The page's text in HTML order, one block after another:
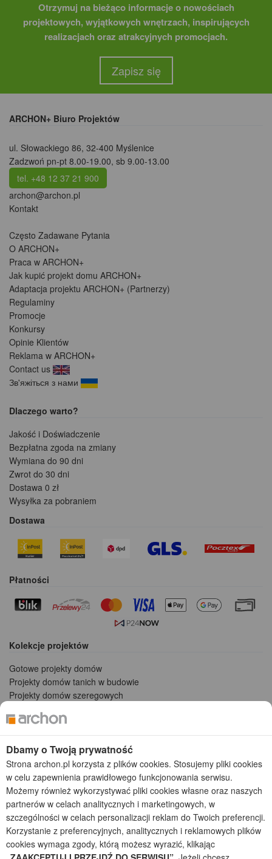
Otrzymuj na bieżąco informacje o nowościach
projektowych, wyjątkowych wnętrzach, inspirujących
realizacjach oraz atrakcyjnych promocjach.
Zapisz się
ARCHON+ Biuro Projektów
ul. Słowackiego 86, 32-400 Myślenice
Zadzwoń pn-pt 8.00-19.00, sb 9.00-13.00
tel. +48 12 37 21 900
archon@archon.pl
Kontakt
Często Zadawane Pytania
O ARCHON+
Praca w ARCHON+
Jak kupić projekt domu ARCHON+
Adaptacja projektu ARCHON+ (Partnerzy)
Regulaminy
Promocje
Konkursy
Opinie Klientów
Reklama w ARCHON+
Contact us
Зв'яжіться з нами
Dlaczego warto?
Jakość i Doświadczenie
Bezpłatna zgoda na zmiany
Wymiana do 90 dni
Zwrot do 30 dni
Dostawa 0 zł
Wysyłka za pobraniem
Dostawa
Płatności
Kolekcje projektów
Gotowe projekty domów
Projekty domów tanich w budowie
Projekty domów szeregowych
Projekty domów wielorodzinnych
Projekty domów bliźniaczych
Projekty domów nowoczesnych
Projekty domów parterowych
2026 © ARCHON+ Biuro Projektów - Tradycyjne i nowoczesne gotowe
projekty domów - autorska pracownia architektoniczna założona w 1990r.
przez arch. Barbarę Mendel
Z uwagi na ciągłe doskonalenie procesu powstawania projektów (zgodnie z
normą ISO 9001), prezentowane na stronie projekty domów mogą
nieznacznie różnić się od dokumentacji technicznej.
Dbamy o Twoją prywatność
Strona archon.pl korzysta z plików cookies. Stosujemy pliki cookies
w celu zapewnienia prawidłowego funkcjonowania serwisu.
Możemy również wykorzystywać pliki cookies własne oraz naszych
partnerów w celach analitycznych i marketingowych, w
szczególności w celach personalizacji reklam do Twoich preferencji.
Korzystanie z preferencyjnych, analitycznych i reklamowych plików
cookies wymaga zgody, którą możesz wyrazić, klikając